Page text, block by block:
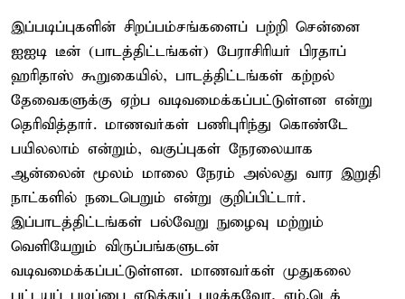
இப்படிப்புகளின் சிறப்பம்சங்களைப் பற்றி சென்னை
ஐஐடி டீன் (பாடத்திட்டங்கள்) பேராசிரியர் பிரதாப்
ஹரிதாஸ் கூறுகையில், பாடத்திட்டங்கள் கற்றல்
தேவைகளுக்கு ஏற்ப வடிவமைக்கப்பட்டுள்ளன என்று
தெரிவித்தார். மாணவர்கள் பணிபுரிந்து கொண்டே
பயிலலாம் என்றும், வகுப்புகள் நேரலையாக
ஆன்லைன் மூலம் மாலை நேரம் அல்லது வார இறுதி
நாட்களில் நடைபெறும் என்று குறிப்பிட்டார்.
இப்பாடத்திட்டங்கள் பல்வேறு நுழைவு மற்றும்
வெளியேறும் விருப்பங்களுடன்
வடிவமைக்கப்பட்டுள்ளன. மாணவர்கள் முதுகலை